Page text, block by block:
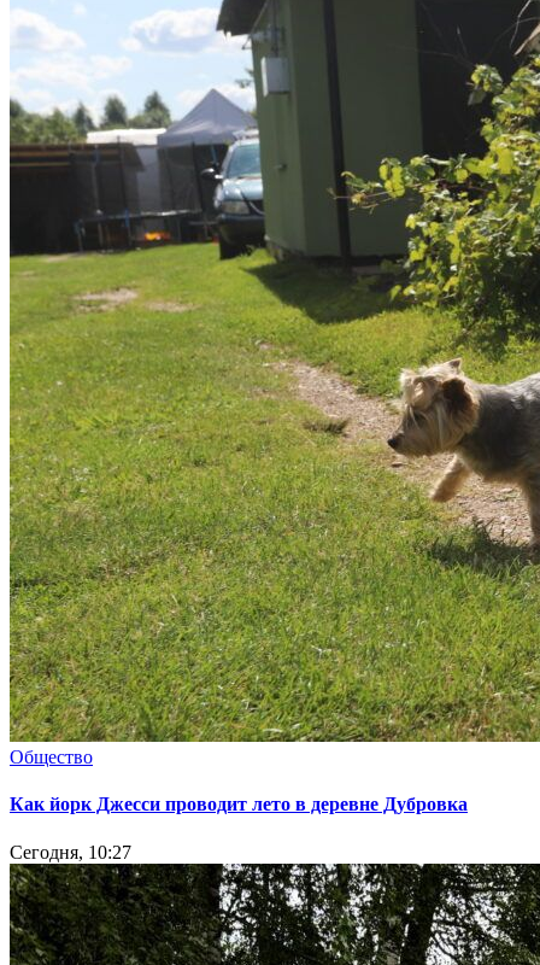
Общество
Как йорк Джесси проводит лето в деревне Дубровка
Сегодня, 10:27